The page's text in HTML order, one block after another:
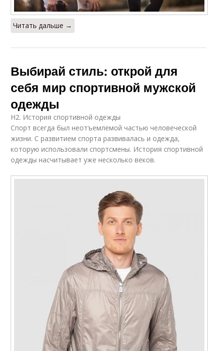
Читать дальше →
Выбирай стиль: открой для
себя мир спортивной мужской
одежды
H2. История спортивной одежды
Спорт всегда был неотъемлемой частью человеческой
жизни. С развитием спорта развивалась и одежда,
которую использовали спортсмены. История спортивной
одежды насчитывает уже несколько веков.